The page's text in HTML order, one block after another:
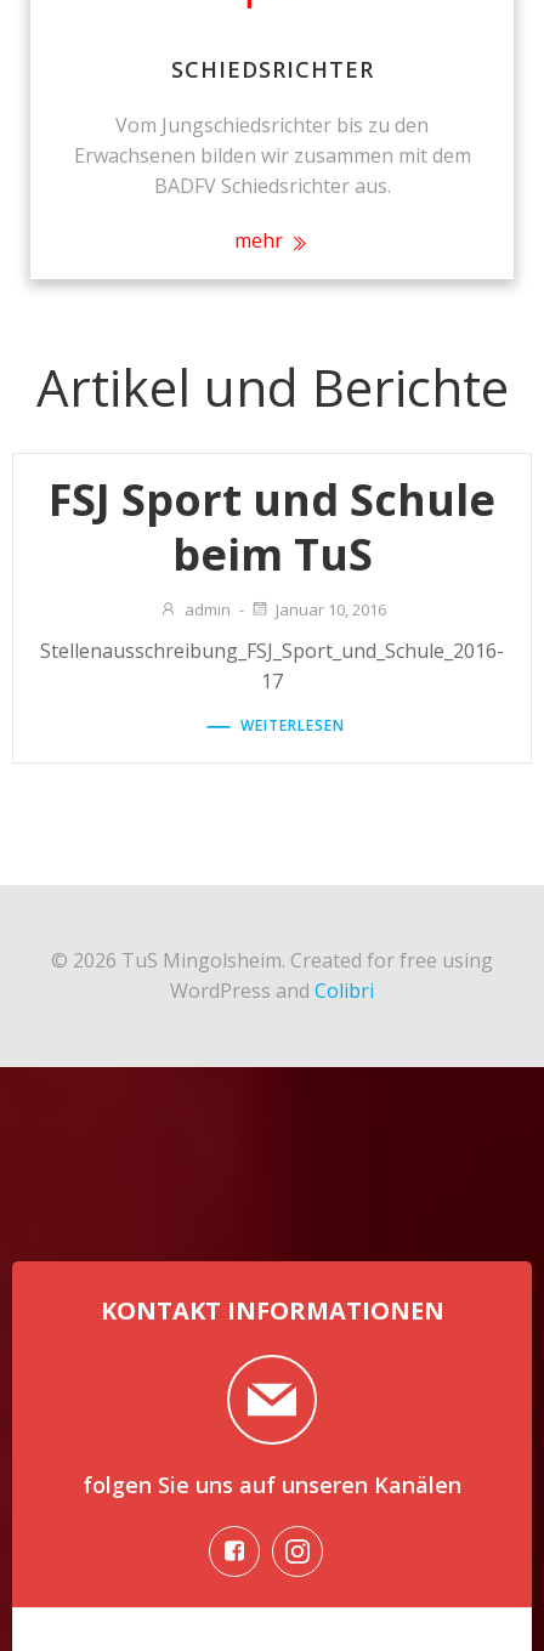
SCHIEDSRICHTER
Vom Jungschiedsrichter bis zu den
Erwachsenen bilden wir zusammen mit dem
BADFV Schiedsrichter aus.
mehr
Artikel und Berichte
FSJ Sport und Schule
beim TuS
admin - Januar 10, 2016
Stellenausschreibung_FSJ_Sport_und_Schule_2016-
17
WEITERLESEN
© 2026 TuS Mingolsheim. Created for free using
WordPress and Colibri
KONTAKT INFORMATIONEN
folgen Sie uns auf unseren Kanälen